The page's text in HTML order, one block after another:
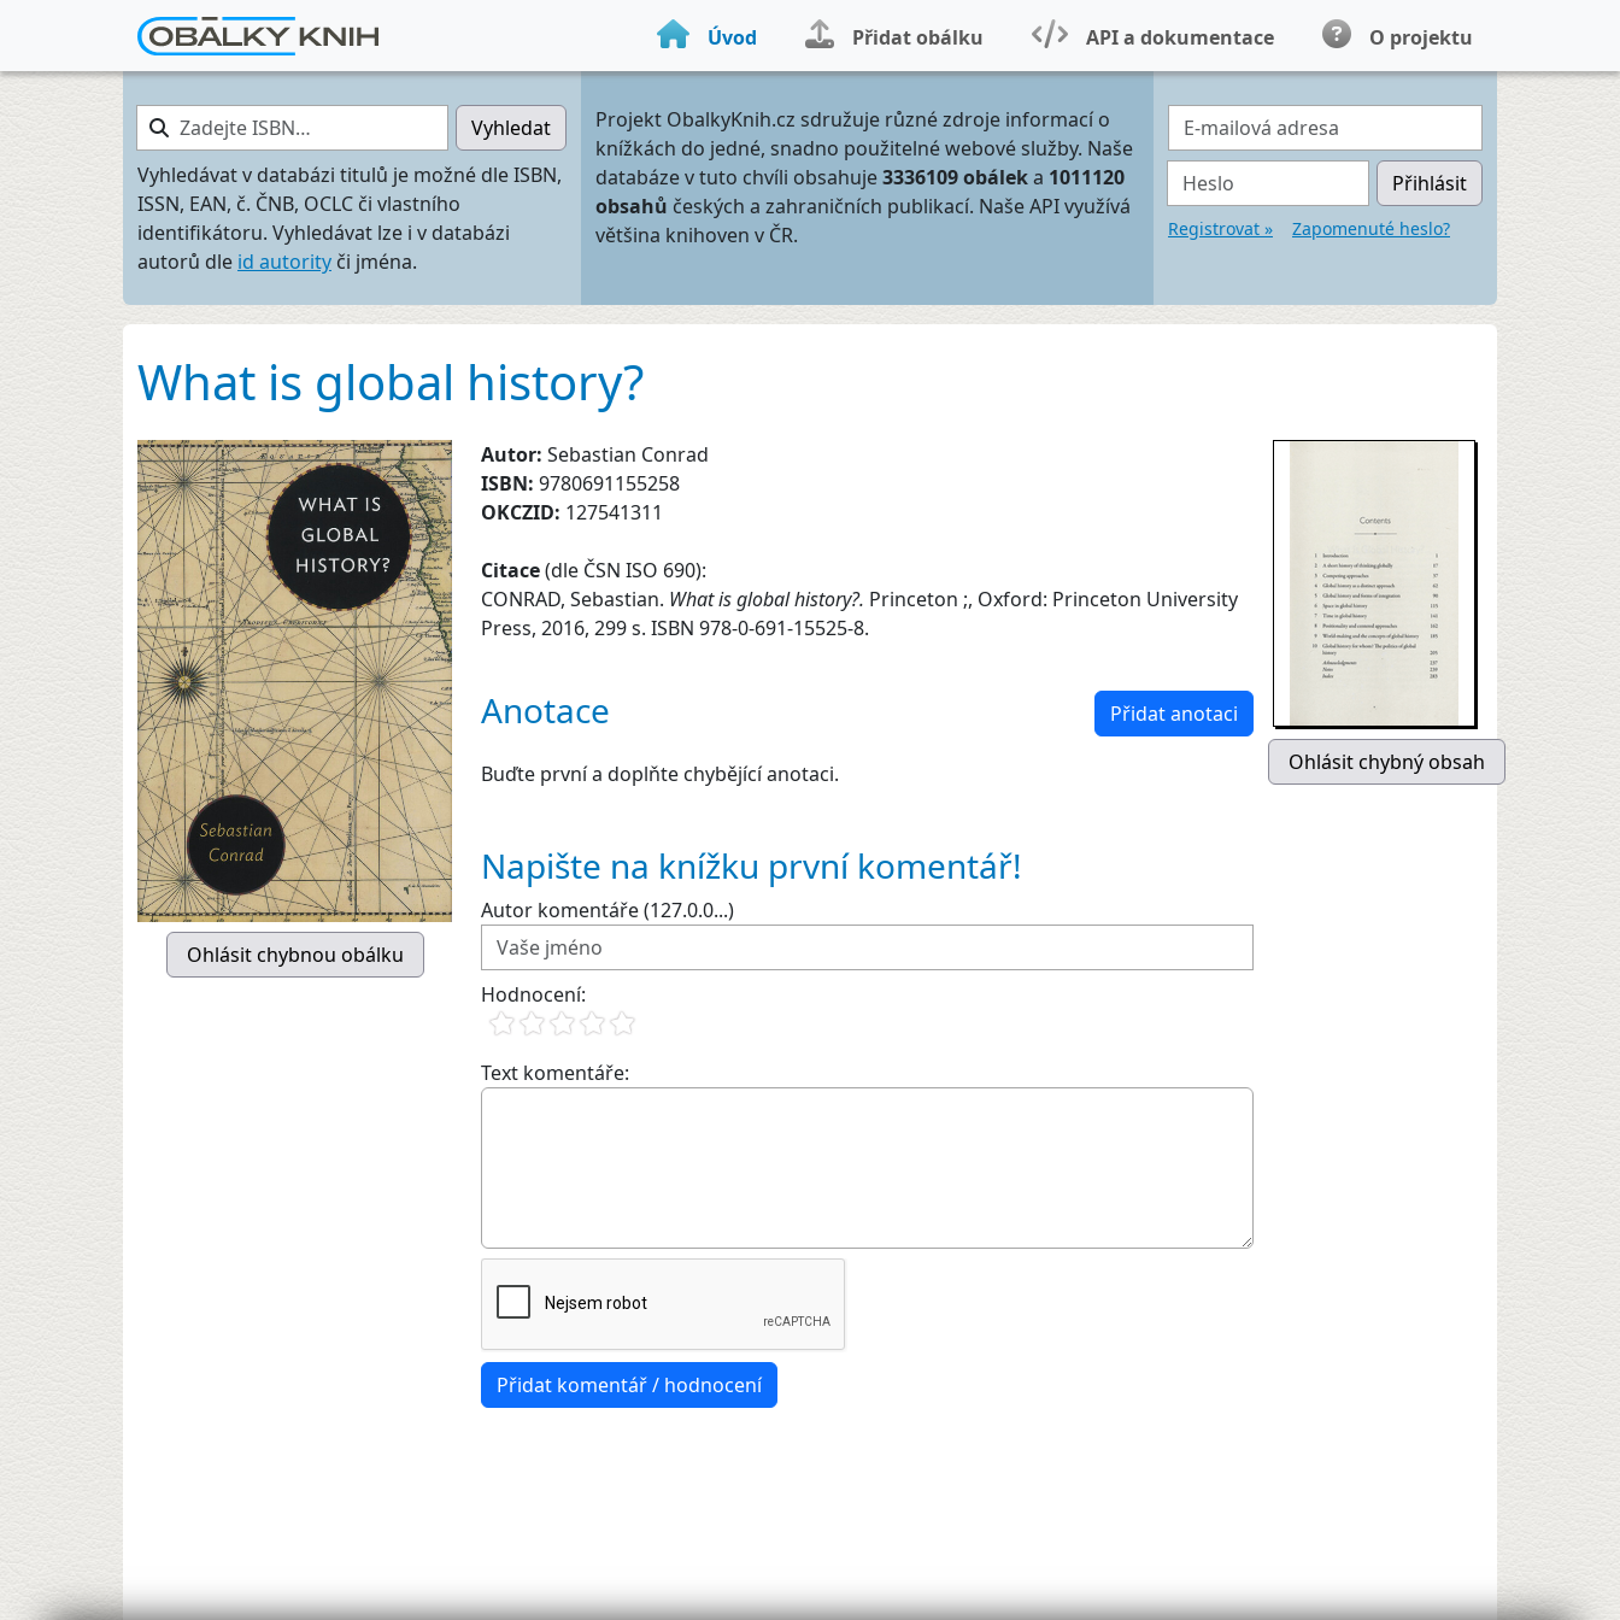
Úvod Přidat obálku API a dokumentace O projektu
Zadejte ISBN…
Vyhledat
Vyhledávat v databázi titulů je možné dle ISBN,
ISSN, EAN, č. ČNB, OCLC či vlastního
identifikátoru. Vyhledávat lze i v databázi
autorů dle id autority či jména.
Projekt ObalkyKnih.cz sdružuje různé zdroje informací o
knížkách do jedné, snadno použitelné webové služby. Naše
databáze v tuto chvíli obsahuje3336109 obáleka 1011120
obsahů českých a zahraničních publikací. Naše API využívá
většina knihoven v ČR.
E-mailová adresa
Heslo Přihlásit
Registrovat » Zapomenuté heslo?
What is global history?
Autor: Sebastian Conrad
ISBN: 9780691155258
OKCZID: 127541311
Citace(dle ČSN ISO 690):
CONRAD, Sebastian. What is global history?. Princeton ;, Oxford: Princeton University
Press, 2016, 299 s. ISBN 978-0-691-15525-8.
Anotace Přidat anotaci
Buďte první a doplňte chybějící anotaci.
Napište na knížku první komentář!
Autor komentáře (127.0.0...)
Hodnocení:
Text komentáře: